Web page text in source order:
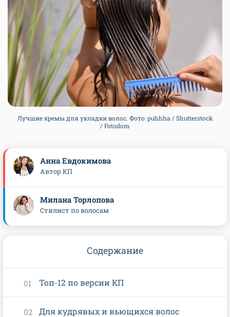
Лучшие кремы для укладки волос. Фото: puhhha / Shutterstock
/ Fotodom
Анна Евдокимова
Автор КП
Милана Торлопова
Cтилист по волосам
Содержание
Топ-12 по версии КП
Для кудрявых и вьющихся волос